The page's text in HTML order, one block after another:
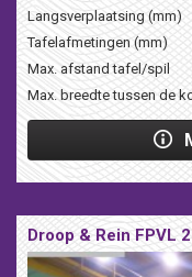
Langsverplaatsing (mm)
Tafelafmetingen (mm)
Max. afstand tafel/spil
Max. breedte tussen de
Droop & Rein FPVL